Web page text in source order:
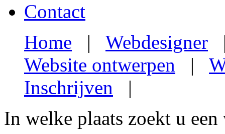
Contact
Home | Webdesigner
Website ontwerpen |
Inschrijven |
In welke plaats zoekt u een